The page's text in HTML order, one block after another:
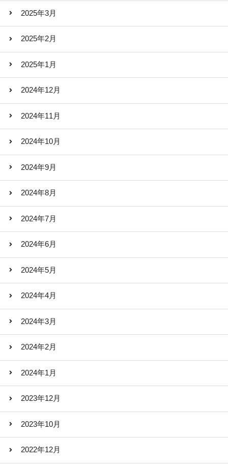
2025年3月
2025年2月
2025年1月
2024年12月
2024年11月
2024年10月
2024年9月
2024年8月
2024年7月
2024年6月
2024年5月
2024年4月
2024年3月
2024年2月
2024年1月
2023年12月
2023年10月
2022年12月